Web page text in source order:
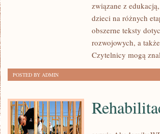
BEZPIECZEŃSTWO
związane z
dzieci na różnych
obszerne teksty
rozwojowych, a
Czytelnicy mogą
POSTED BY ADMIN